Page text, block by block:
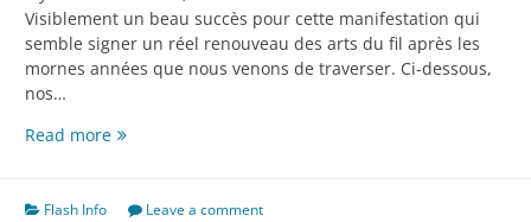
Visiblement un beau succès pour cette manifestation qui
semble signer un réel renouveau des arts du fil après les
mornes années que nous venons de traverser. Ci-dessous,
nos…
Read moreNantes
Flash Info Leave a comment